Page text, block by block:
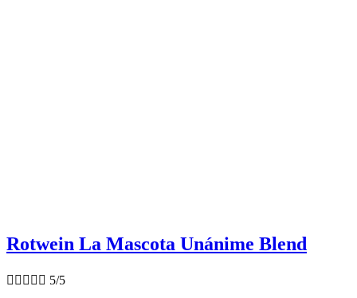
Rotwein La Mascota Unánime Blend
     5/5